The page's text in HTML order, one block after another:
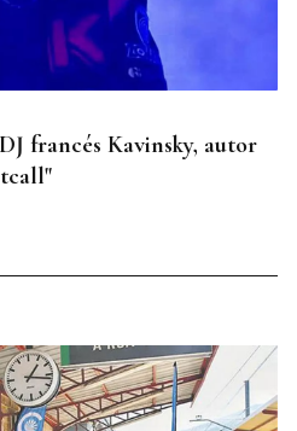
francés Kavinsky, autor